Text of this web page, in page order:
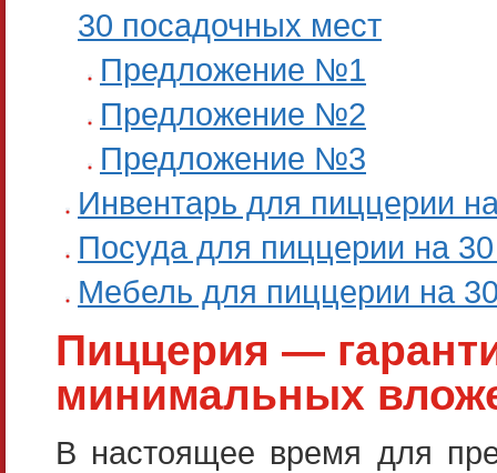
30 посадочных мест
Предложение №1
Предложение №2
Предложение №3
Инвентарь для пиццерии
Посуда для пиццерии на
Мебель для пиццерии на
Пиццерия —
минимальных
В настоящее время для